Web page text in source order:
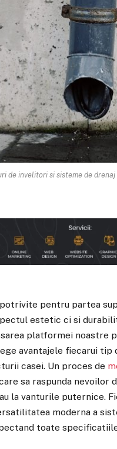
de invelitori si sisteme de
pentru partea
estetic ci si
platformei noastre
avantajele fiecarui
casei. Un proces de
sa raspunda nevoilor
la vanturile puternice.
moderna a
toate